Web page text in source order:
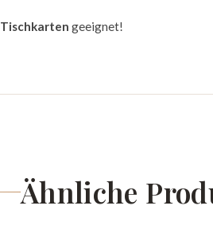
Tischkarten geeignet!
Ähnliche